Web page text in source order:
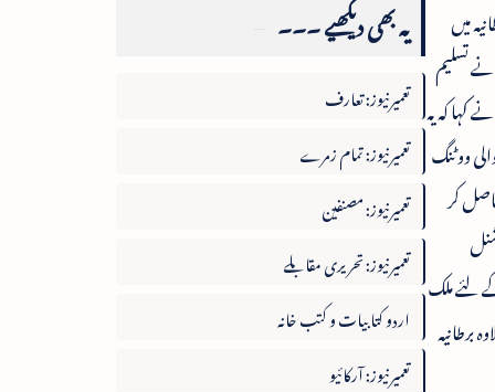
میں
تسلیم
کہا کہ یہ
کے لئے ہونے والی ووٹنگ
جاری رہا ۔ کنزرویٹو پارٹی نے329نشستیں حاصل کر
نیشنل
میں5روڑ رائے دہندوں کے لئے ملک
علاوہ برطانیہ
یہ بھی دیکھیے ۔۔۔
تعمیرنیوز: تعارف
تعمیرنیوز: تمام زمرے
تعمیرنیوز: مصنفین
تعمیرنیوز: تحریری مقابلے
اردو کتابیات و کتب خانہ
تعمیرنیوز: آرکائیو